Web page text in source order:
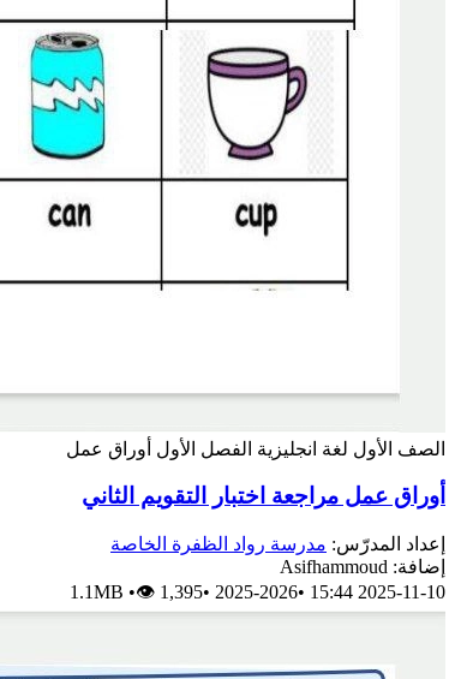
الصف الأول لغة انجليزية الفصل الأول أوراق عمل
أوراق عمل مراجعة اختبار التقويم الثاني
إعداد المدرّس: مدرسة رواد الظفرة الخاصة
إضافة: Asifhammoud
2025-11-10 15:44
•
2025-2026
•
1.1MB •👁 1,395